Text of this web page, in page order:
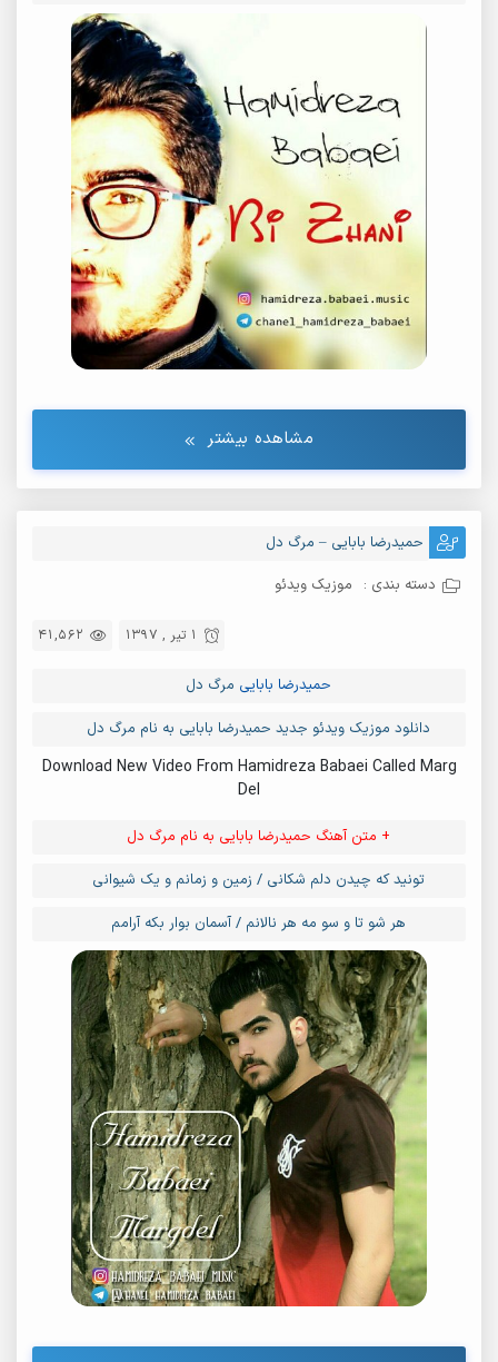
مشاهده بیشتر
حمیدرضا بابایی – مرگ دل
دسته بندی : موزیک ویدئو
41,562 1 تیر , 1397
حمیدرضا بابایی مرگ دل
دانلود موزیک ویدئو جدید حمیدرضا بابایی به نام مرگ دل
Download New Video From Hamidreza Babaei Called Marg
Del
+ متن آهنگ حمیدرضا بابایی به نام مرگ دل
تونید که چیدن دلم شکانی / زمین و زمانم و یک شیوانی
هر شو تا و سو مه هر نالانم / آسمان بوار بکه آرامم